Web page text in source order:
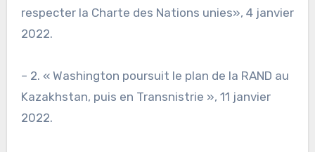
respecter la Charte des Nations unies», 4 janvier
2022.
– 2. « Washington poursuit le plan de la RAND au
Kazakhstan, puis en Transnistrie », 11 janvier
2022.